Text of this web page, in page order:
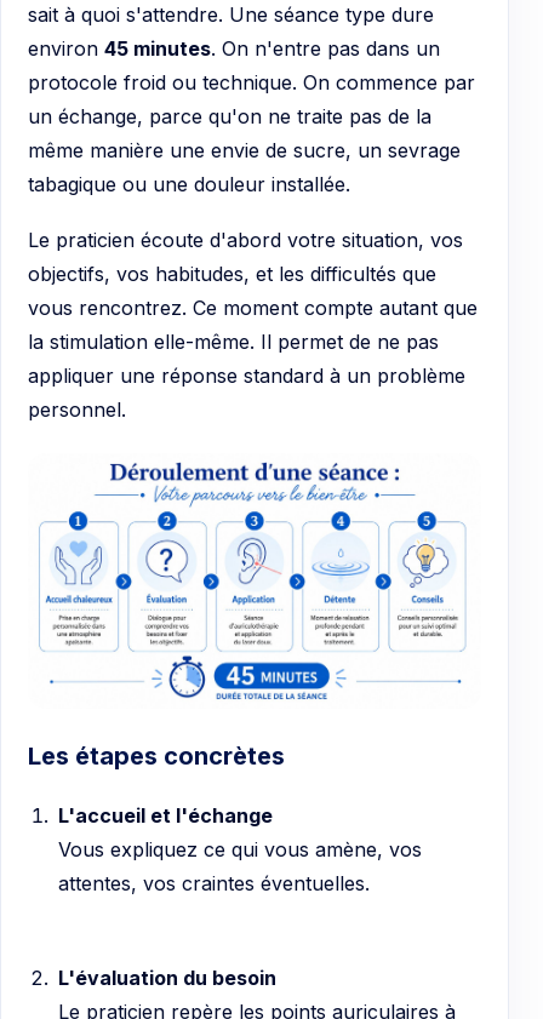
sait à quoi s'attendre. Une séance type dure
environ 45 minutes. On n'entre pas dans un
protocole froid ou technique. On commence par
un échange, parce qu'on ne traite pas de la
même manière une envie de sucre, un sevrage
tabagique ou une douleur installée.
Le praticien écoute d'abord votre situation, vos
objectifs, vos habitudes, et les difficultés que
vous rencontrez. Ce moment compte autant que
la stimulation elle-même. Il permet de ne pas
appliquer une réponse standard à un problème
personnel.
Les étapes concrètes
L'accueil et l'échange
Vous expliquez ce qui vous amène, vos
attentes, vos craintes éventuelles.
L'évaluation du besoin
Le praticien repère les points auriculaires à